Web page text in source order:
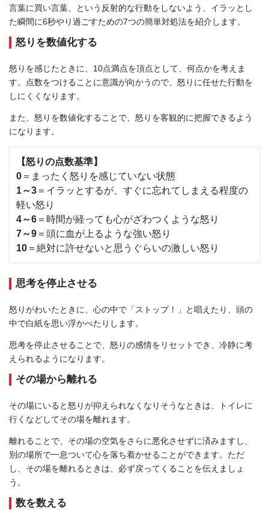
言葉に買い言葉、という反射的な行動をしないよう、イラッとし
た瞬間に6秒やり過ごすための7つの簡単対処法を紹介します。
怒りを数値化する
怒りを感じたときに、10点満点を頂点として、何点かを考えま
す。点数をつけることに意識が向かうので、怒りに任せた行動を
しにくくなります。
また、怒りを数値化することで、怒りを客観的に把握できるよう
になります。
【怒りの点数基準】
0 ＝まったく怒りを感じていない状態
1～3 ＝イラッとするが、すぐに忘れてしまえる程度の
軽い怒り
4～6 ＝時間が経っても心がざわつくような怒り
7～9 ＝頭に血が上るような強い怒り
10 ＝絶対に許せないと思うぐらいの激しい怒り
思考を停止させる
怒りがわいたときに、心の中で「ストップ！」と唱えたり、頭の
中で白紙を思い浮かべたりします。
思考を停止させることで、怒りの感情をリセットでき、冷静に考
えられるようになります。
その場から離れる
その場にいると怒りが抑えられなくなりそうなときは、トイレに
行くなどしてその場を離れます。
離れることで、その場の空気をさらに悪化させずに済みますし、
別の場所で一息ついて心を落ち着かせることができます。ただ
し、その場を離れるときは、必ず戻ってくることを伝えましょ
う。
数を数える